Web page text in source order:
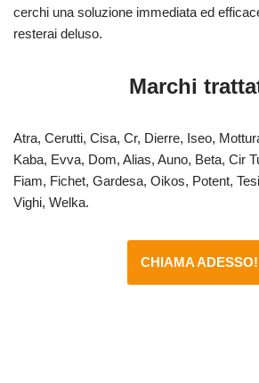
cerchi una soluzione immediata ed
resterai deluso.
Marchi
Atra, Cerutti, Cisa, Cr, Dierre, Iseo,
Kaba, Evva, Dom, Alias, Auno, Beta, Cir
Fiam, Fichet, Gardesa, Oikos, Potent,
Vighi, Welka.
CHIAMA ADESSO!